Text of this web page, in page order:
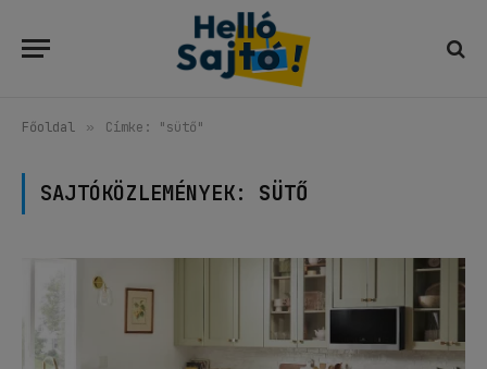
Főoldal » Címke: "sütő"
SAJTÓKÖZLEMÉNYEK: SÜTŐ